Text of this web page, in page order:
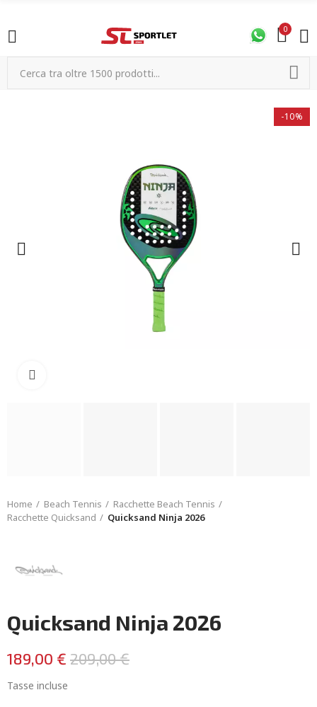
0
-10%
Home Beach Tennis
Racchette Beach Tennis
Racchette Quicksand
Quicksand Ninja 2026
Quicksand Ninja 2026
189,00 € 209,00 €
Tasse incluse